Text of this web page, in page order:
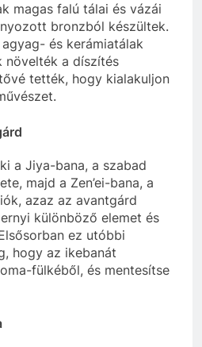
magas falú tálai és vázái
bronzból készültek.
és kerámiatálak
növelték a díszítés
tették, hogy kialakuljon
a Jiya-bana, a szabad
majd a Zen’ei-bana, a
azaz az avantgárd
különböző elemet és
ez utóbbi
hogy az ikebanát
fülkéből, és mentesítse